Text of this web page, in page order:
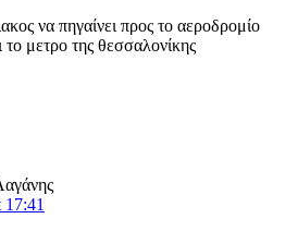
να πηγαίνει προς το αεροδρομίο
μετρο της θεσσαλονίκης